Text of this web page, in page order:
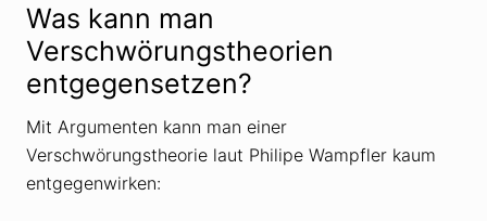
Was kann man
Verschwörungstheorien
entgegensetzen?
Mit Argumenten kann man einer
Verschwörungstheorie laut Philipe Wampfler kaum
entgegenwirken: